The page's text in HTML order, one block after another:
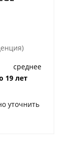
среднее
19 лет
уточнить